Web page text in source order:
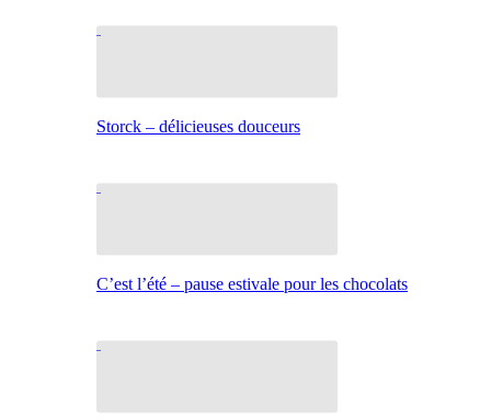
Storck – délicieuses douceurs
C’est l’été – pause estivale pour les chocolats